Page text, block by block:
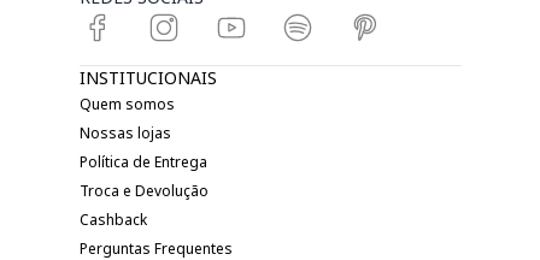
INSTITUCIONAIS
Quem somos
Nossas lojas
Política de Entrega
Troca e Devolução
Cashback
Perguntas Frequentes